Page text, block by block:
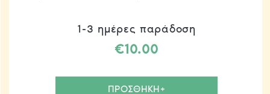
1-3 ημέρες παράδοση
€10.00
ΠΡΟΣΘΗΚΗ+